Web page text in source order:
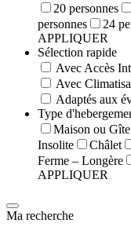
20 personnes
personnes
24
APPLIQUER
Sélection rapide
Avec Accès
Avec
Adaptés aux
Type
Maison ou Gîte
Insolite
Châlet
Ferme – Longère
APPLIQUER
Ma recherche